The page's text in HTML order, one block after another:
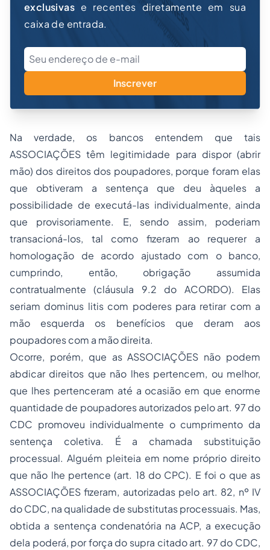
exclusivas e recentes diretamente em sua
caixa de entrada.
Inscrever
Na verdade, os bancos entendem que tais
ASSOCIAÇÕES têm legitimidade para dispor (abrir
mão) dos direitos dos poupadores, porque foram elas
que obtiveram a sentença que deu àqueles a
possibilidade de executá-las individualmente, ainda
que provisoriamente. E, sendo assim, poderiam
transacioná-los, tal como fizeram ao requerer a
homologação de acordo ajustado com o banco,
cumprindo, então, obrigação assumida
contratualmente (cláusula 9.2 do ACORDO). Elas
seriam dominus litis com poderes para retirar com a
mão esquerda os benefícios que deram aos
poupadores com a mão direita.
Ocorre, porém, que as ASSOCIAÇÕES não podem
abdicar direitos que não lhes pertencem, ou melhor,
que lhes pertenceram até a ocasião em que enorme
quantidade de poupadores autorizados pelo art. 97 do
CDC promoveu individualmente o cumprimento da
sentença coletiva. É a chamada substituição
processual. Alguém pleiteia em nome próprio direito
que não lhe pertence (art. 18 do CPC). E foi o que as
ASSOCIAÇÕES fizeram, autorizadas pelo art. 82, nº IV
do CDC, na qualidade de substitutas processuais. Mas,
obtida a sentença condenatória na ACP, a execução
dela poderá, por força do supra citado art. 97 do CDC,